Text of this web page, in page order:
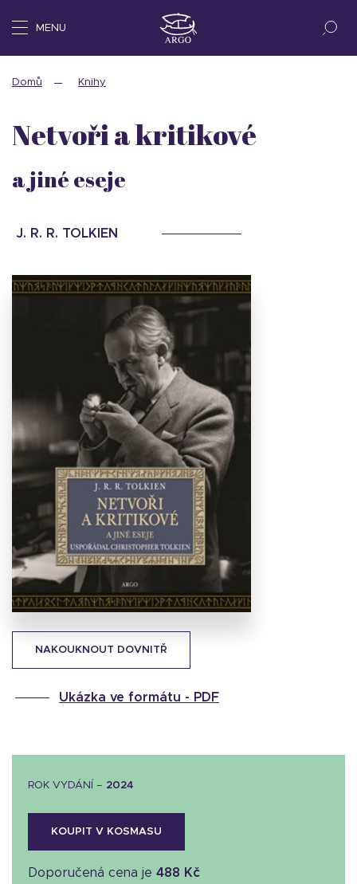
MENU
Domů Knihy
NAKOUKNOUT DOVNITŘ
Ukázka ve formátu - PDF
Netvoři a kritikové
a jiné eseje
J. R. R. TOLKIEN
ROK VYDÁNÍ – 2024
KOUPIT V KOSMASU
Doporučená cena je 488 Kč